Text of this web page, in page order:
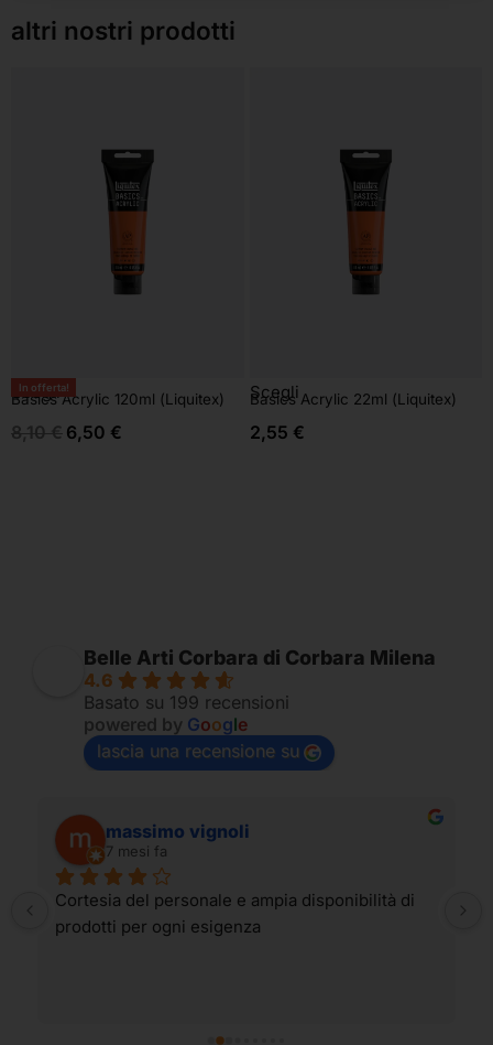
altri nostri prodotti
In offerta!
Scegli
Basics Acrylic 120ml (Liquitex)
8,10€ 6,50 €
Scegli
Basics Acrylic 22ml (Liquitex)
2,55 €
Belle Arti Corbara di Corbara Milena
4.6
Basato su 199 recensioni
powered by Google
lascia una recensione su
massimo vignoli
7 mesi fa
Cortesia del personale e ampia disponibilità di
prodotti per ogni esigenza